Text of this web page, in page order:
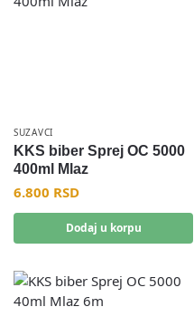
SUZAVCI
KKS biber Sprej OC 5000
400ml Mlaz
6.800 RSD
Dodaj u korpu